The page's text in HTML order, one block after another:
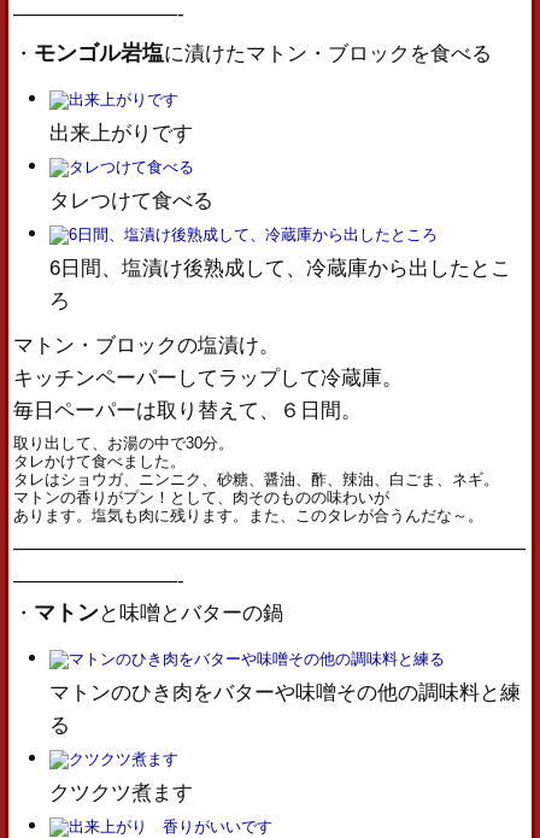
————————-
・ モンゴル岩塩に漬けたマトン・ブロックを食べる
出来上がりです
タレつけて食べる
6日間、塩漬け後熟成して、冷蔵庫から出したとこ
ろ
マトン・ブロックの塩漬け。
キッチンペーパーしてラップして冷蔵庫。
毎日ペーパーは取り替えて、６日間。
取り出して、お湯の中で30分。
タレかけて食べました。
タレはショウガ、ニンニク、砂糖、醤油、酢、辣油、白ごま、ネギ。
マトンの香りがプン！として、肉そのものの味わいが
あります。塩気も肉に残ります。また、このタレが合うんだな～。
—————————————————————————
————————-
・ マトンと味噌とバターの鍋
マトンのひき肉をバターや味噌その他の調味料と練
る
クツクツ煮ます